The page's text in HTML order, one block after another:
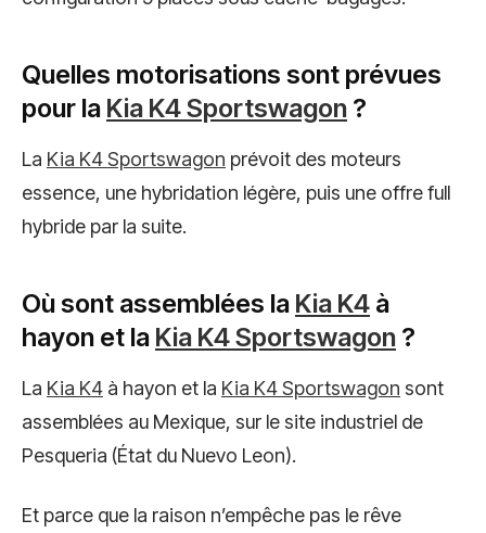
Quelles motorisations sont prévues
pour la Kia K4 Sportswagon ?
La Kia K4 Sportswagon prévoit des moteurs
essence, une hybridation légère, puis une offre full
hybride par la suite.
Où sont assemblées la Kia K4 à
hayon et la Kia K4 Sportswagon ?
La Kia K4 à hayon et la Kia K4 Sportswagon sont
assemblées au Mexique, sur le site industriel de
Pesqueria (État du Nuevo Leon).
Et parce que la raison n’empêche pas le rêve